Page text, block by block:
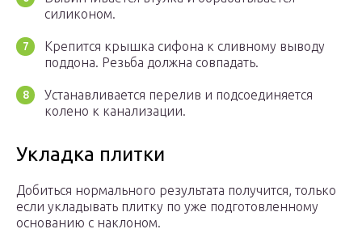
силиконом.
Крепится крышка сифона к сливному выводу
поддона. Резьба должна совпадать.
Устанавливается перелив и подсоединяется
колено к канализации.
Укладка плитки
Добиться нормального результата получится, только
если укладывать плитку по уже подготовленному
основанию с наклоном.